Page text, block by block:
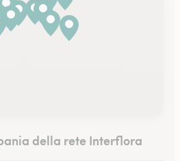
della rete Interflora